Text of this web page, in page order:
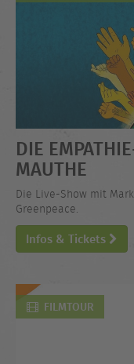
DIE
MAUTHE
Die Live-Show mit
Greenpeace.
Infos & Tickets
FILMTOUR